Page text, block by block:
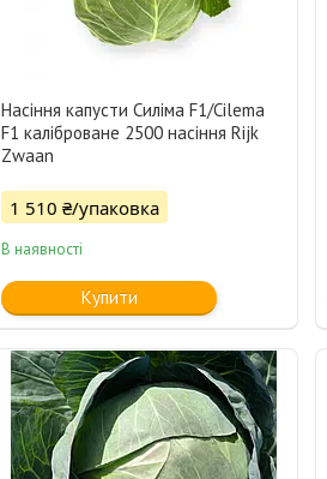
Насіння капусти Силіма F1/Cilema
F1 каліброване 2500 насіння Rijk
Zwaan
1 510 ₴/упаковка
В наявності
Купити